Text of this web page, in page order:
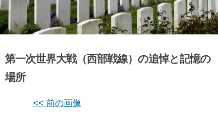
第一次世界大戦（西部戦線）の追悼と記憶の
場所
<< 前の画像